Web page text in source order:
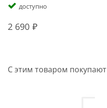
доступно
2 690
С этим товаром покупают